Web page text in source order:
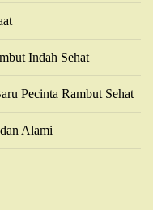
Indah Sehat
Pecinta Rambut Sehat
Alami